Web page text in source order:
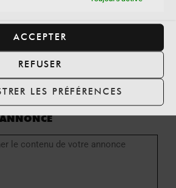
ACCEPTER
REFUSER
LES PRÉFÉRENCES